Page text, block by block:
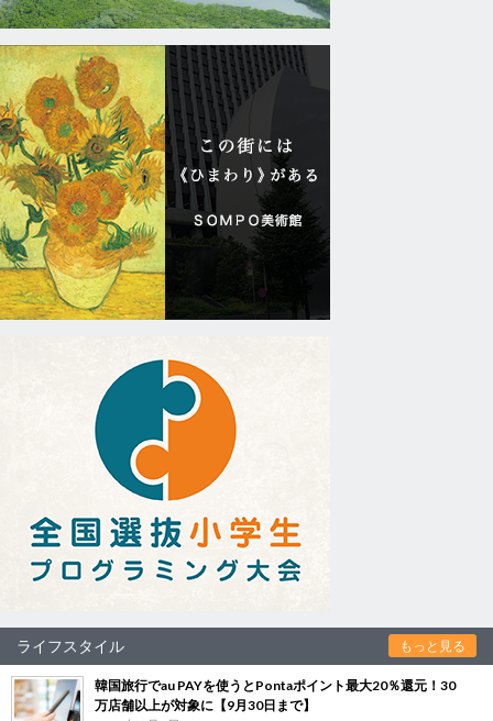
ライフスタイル もっと見る
韓国旅行でau PAYを使うとPontaポイント最大20％還元！30
万店舗以上が対象に【9月30日まで】